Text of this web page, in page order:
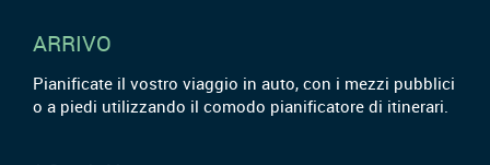
ARRIVO
Pianificate il vostro viaggio in auto, con i mezzi pubblici
o a piedi utilizzando il comodo pianificatore di itinerari.